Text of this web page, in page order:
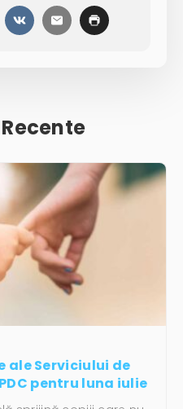
ale Serviciului de
pentru luna iulie